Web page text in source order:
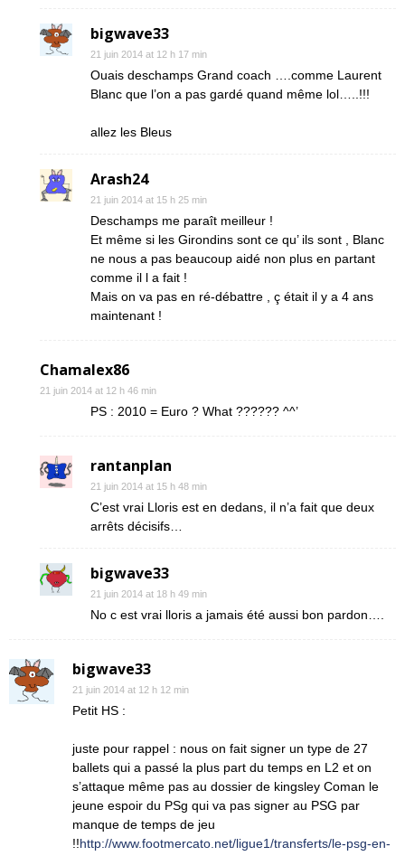
bigwave33
21 juin 2014 at 12 h 17 min
Ouais deschamps Grand coach ….comme Laurent
Blanc que l’on a pas gardé quand même lol…..!!!
allez les Bleus
Arash24
21 juin 2014 at 15 h 25 min
Deschamps me paraît meilleur !
Et même si les Girondins sont ce qu’ ils sont , Blanc
ne nous a pas beaucoup aidé non plus en partant
comme il l a fait !
Mais on va pas en ré-débattre , ç était il y a 4 ans
maintenant !
Chamalex86
21 juin 2014 at 12 h 46 min
PS : 2010 = Euro ? What ?????? ^^’
rantanplan
21 juin 2014 at 15 h 48 min
C’est vrai Lloris est en dedans, il n’a fait que deux
arrêts décisifs…
bigwave33
21 juin 2014 at 18 h 49 min
No c est vrai lloris a jamais été aussi bon pardon….
bigwave33
21 juin 2014 at 12 h 12 min
Petit HS :
juste pour rappel : nous on fait signer un type de 27
ballets qui a passé la plus part du temps en L2 et on
s’attaque même pas au dossier de kingsley Coman le
jeune espoir du PSg qui va pas signer au PSG par
manque de temps de jeu
!!http://www.footmercato.net/ligue1/transferts/le-psg-en-